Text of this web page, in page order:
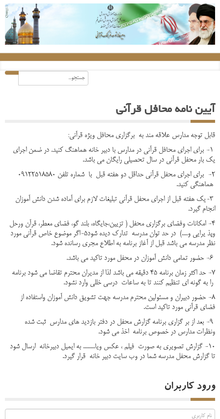
آیین نامه محافل قرآنی
قابل توجه مدارس علاقه مند به برگزاری محافل ویژه قرآنی:
1- برای اجرای محافل قرآنی در مدارس با دبیر خانه هماهنگ کنید. در ضمن اجرای
یک بار محفل قرآنی در سال تحصیلی رایگان می باشد.
2- برای اجرای محفل قرآنی حداقل دو هفته قبل با شماره تلفن 09122518580
هماهنگی کنید.
3-یک هفته قبل از اجرای محفل قرآنی تبلیغات لازم برای آماده شدن دانش آموزان
انجام گیرد.
4- امکانات وفضای برگزاری محفل ( تزیین،جایگاه، بلند گو، فضای معطر، قرآن ورحل
وپذ یرایی و....) در حد توان مدرسه تدارک دیده شود5-اگر موضوع خاص قرآنی مورد
نظر مدرسه می باشد قبل از آغاز برنامه به اطلاع مجری رسانده شود.
7- حد اکثر زمان برنامه 45 دقیقه می باشد لذا از مدیران محترم تقاضا می شود برنامه
را به گونه ای تنظیم کنند تا به ساعات درسی خللی وارد نشود.
8- حضور دبیران و مسئولین محترم مدرسه جهت تشویق دانش آموزان واستفاده از
فضای قرآنی مورد تاکید است.
9- بعد از بر گزاری برنامه گزارش محفل در دفتر بازدید های مدارس ثبت شده
ونظرات مدارس در خصوص برنامه اخذ می شود.
10- گزارش تصویری به صورت فیلم ، عکس ویا........ به ایمیل دبیرخانه ارسال شود
تا گزارش محفل مدرسه شما در وب سایت دبیر خانه قرار گیرد.
ورود کاربران